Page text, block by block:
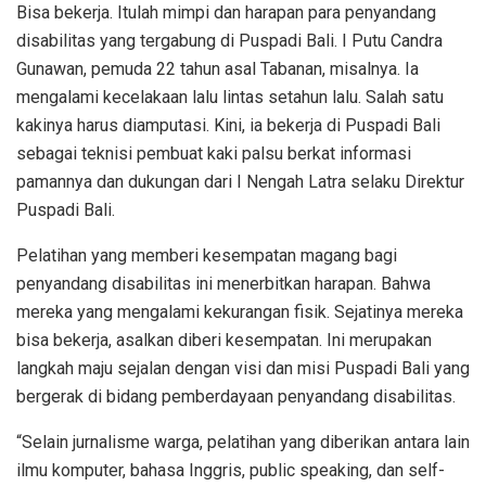
Bisa bekerja. Itulah mimpi dan harapan para penyandang
disabilitas yang tergabung di Puspadi Bali. I Putu Candra
Gunawan, pemuda 22 tahun asal Tabanan, misalnya. Ia
mengalami kecelakaan lalu lintas setahun lalu. Salah satu
kakinya harus diamputasi. Kini, ia bekerja di Puspadi Bali
sebagai teknisi pembuat kaki palsu berkat informasi
pamannya dan dukungan dari I Nengah Latra selaku Direktur
Puspadi Bali.
Pelatihan yang memberi kesempatan magang bagi
penyandang disabilitas ini menerbitkan harapan. Bahwa
mereka yang mengalami kekurangan fisik. Sejatinya mereka
bisa bekerja, asalkan diberi kesempatan. Ini merupakan
langkah maju sejalan dengan visi dan misi Puspadi Bali yang
bergerak di bidang pemberdayaan penyandang disabilitas.
“Selain jurnalisme warga, pelatihan yang diberikan antara lain
ilmu komputer, bahasa Inggris, public speaking, dan self-